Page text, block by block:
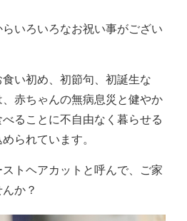
いろいろなお祝い事がござい
い初め、初節句、初誕生な
赤ちゃんの無病息災と健やか
ることに不自由なく暮らせる
られています。
トヘアカットと呼んで、ご家
か？